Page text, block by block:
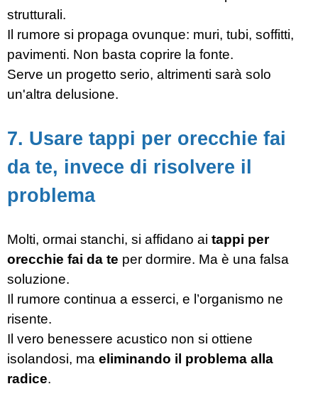
strutturali.
Il rumore si propaga ovunque: muri, tubi, soffitti,
pavimenti. Non basta coprire la fonte.
Serve un progetto serio, altrimenti sarà solo
un'altra delusione.
7. Usare tappi per orecchie fai
da te, invece di risolvere il
problema
Molti, ormai stanchi, si affidano ai tappi per
orecchie fai da te per dormire. Ma è una falsa
soluzione.
Il rumore continua a esserci, e l’organismo ne
risente.
Il vero benessere acustico non si ottiene
isolandosi, ma eliminando il problema alla
radice.